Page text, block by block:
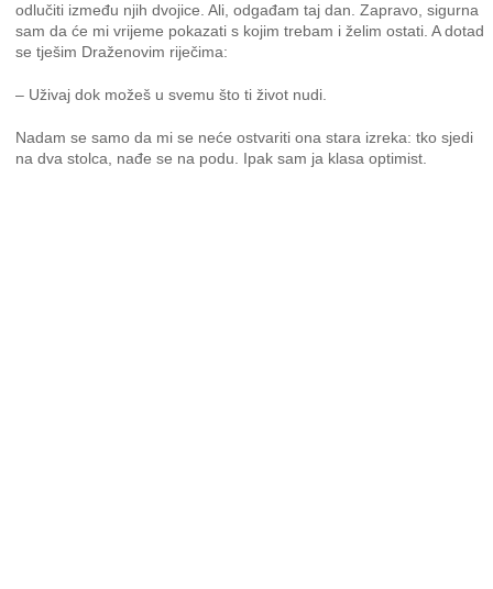
odlučiti između njih dvojice. Ali, odgađam taj dan. Zapravo, sigurna
sam da će mi vrijeme pokazati s kojim trebam i želim ostati. A dotad
se tješim Draženovim riječima:
– Uživaj dok možeš u svemu što ti život nudi.
Nadam se samo da mi se neće ostvariti ona stara izreka: tko sjedi
na dva stolca, nađe se na podu. Ipak sam ja klasa optimist.